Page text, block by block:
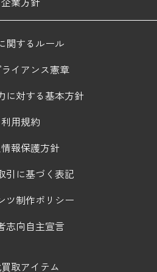
関するルール
イアンス憲章
に対する基本方針
利用規約
報保護方針
引に基づく表記
ツ制作ポリシー
志向自主宣言
取アイテム